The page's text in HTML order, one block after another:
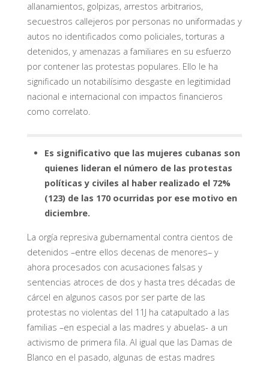
allanamientos, golpizas, arrestos arbitrarios,
secuestros callejeros por personas no uniformadas y
autos no identificados como policiales, torturas a
detenidos, y amenazas a familiares en su esfuerzo
por contener las protestas populares. Ello le ha
significado un notabilísimo desgaste en legitimidad
nacional e internacional con impactos financieros
como correlato.
Es significativo que las mujeres cubanas son
quienes lideran el número de las protestas
políticas y civiles al haber realizado el 72%
(123) de las 170 ocurridas por ese motivo en
diciembre.
La orgía represiva gubernamental contra cientos de
detenidos –entre ellos decenas de menores– y
ahora procesados con acusaciones falsas y
sentencias atroces de dos y hasta tres décadas de
cárcel en algunos casos por ser parte de las
protestas no violentas del 11J ha catapultado a las
familias –en especial a las madres y abuelas- a un
activismo de primera fila. Al igual que las Damas de
Blanco en el pasado, algunas de estas madres